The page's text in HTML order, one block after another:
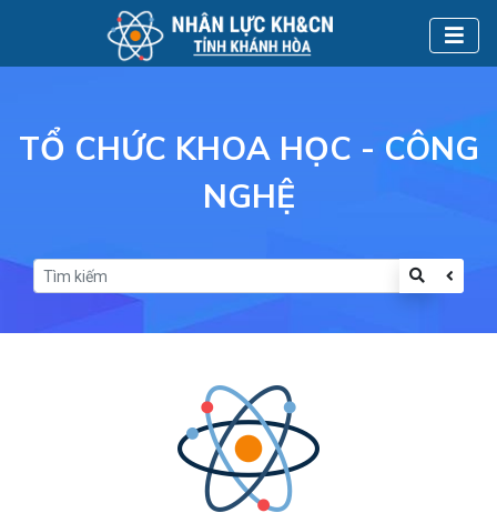
TỔ CHỨC KHOA HỌC - CÔNG
NGHỆ